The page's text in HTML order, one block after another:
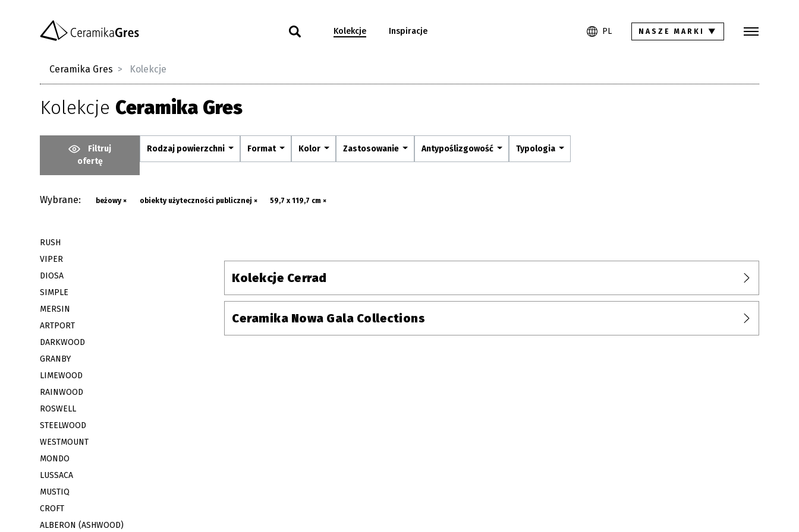
PL EN
Kolekcje Inspiracje PL NASZE MARKI ▼
Ceramika Gres Kolekcje
Kolekcje Ceramika Gres
Filtruj
ofertę
Rodzaj powierzchni Format Kolor Zastosowanie Antypoślizgowość Typologia
Wybrane: beżowy × obiekty użyteczności publicznej × 59,7 x 119,7 cm ×
RUSH
VIPER
DIOSA
SIMPLE
MERSIN
ARTPORT
DARKWOOD
GRANBY
LIMEWOOD
RAINWOOD
ROSWELL
STEELWOOD
WESTMOUNT
MONDO
LUSSACA
MUSTIQ
CROFT
ALBERON (ASHWOOD)
Kolekcje Cerrad
Ceramika Nowa Gala Collections
Inspiracje